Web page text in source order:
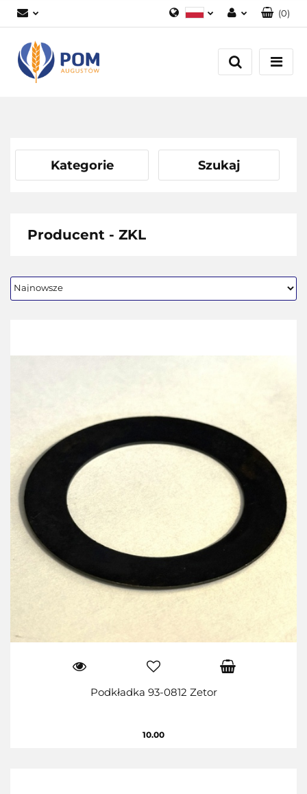
Zaloguj się
Załóż konto
(0)
Kategorie Szukaj
Producent - ZKL
Podkładka 93-0812 Zetor
10.00